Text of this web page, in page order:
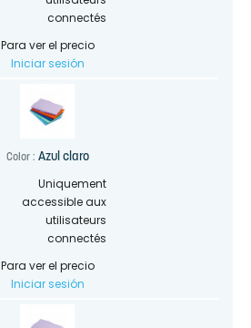
connectés
Para ver el precio
Iniciar sesión
Color : Azul claro
Uniquement
accessible aux
utilisateurs
connectés
Para ver el precio
Iniciar sesión